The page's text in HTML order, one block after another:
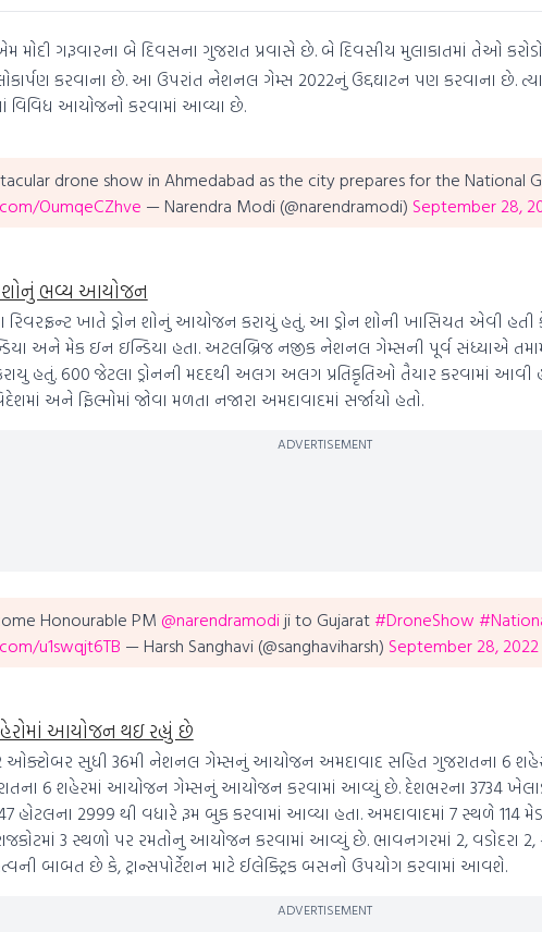
મોદી ગરૂવારના બે દિવસના ગુજરાત પ્રવાસે છે. બે દિવસીય મુલાકાતમાં તેઓ
કરવાના છે. આ ઉપરાંત નેશનલ ગેમ્સ 2022નું ઉદ્દઘાટન પણ કરવાના છે.
વિવિધ આયોજનો કરવામાં આવ્યા છે.
drone show in Ahmedabad as the city prepares for the National
OumqeCZhve — Narendra Modi (@narendramodi) September 28,
શોનું ભવ્ય આયોજન
રિવરફ્રન્ટ ખાતે ડ્રોન શોનું આયોજન કરાયું હતું. આ ડ્રોન શોની ખાસિયત એવી હતી કે,
અને મેક ઇન ઇન્ડિયા હતા. અટલબ્રિજ નજીક નેશનલ ગેમ્સની પૂર્વ સંધ્યાએ
હતું. 600 જેટલા ડ્રોનની મદદથી અલગ અલગ પ્રતિકૃતિઓ તૈયાર કરવામાં આવી
અને ફિલ્મોમાં જોવા મળતા નજારા અમદાવાદમાં સર્જાયો હતો.
ADVERTISEMENT
Honourable PM @narendramodiji to Gujarat#DroneShow
u1swqjt6TB — Harsh Sanghavi (@sanghaviharsh) September 28, 2022
આયોજન થઇ રહ્યું છે
સુધી 36મી નેશનલ ગેમ્સનું આયોજન અમદાવાદ સહિત ગુજરાતના 6
6 શહેરમાં આયોજન ગેમ્સનું આયોજન કરવામાં આવ્યું છે. દેશભરના 3734
હોટલના 2999 થી વધારે રૂમ બુક કરવામાં આવ્યા હતા. અમદાવાદમાં 7 સ્થળે 114
3 સ્થળો પર રમતોનુ આયોજન કરવામાં આવ્યું છે. ભાવનગરમાં 2,
બાબત છે કે, ટ્રાન્સપોર્ટેશન માટે ઈલેક્ટ્રિક બસનો ઉપયોગ કરવામાં આવશે.
ADVERTISEMENT